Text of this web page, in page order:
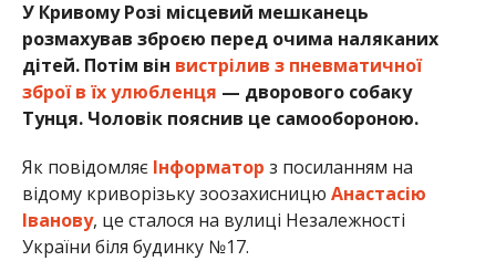
У Кривому Розі місцевий мешканець
розмахував зброєю перед очима наляканих
дітей. Потім він вистрілив з пневматичної
зброї в їх улюбленця — дворового собаку
Тунця. Чоловік пояснив це самообороною.
Як повідомляє Інформатор з посиланням на
відому криворізьку зоозахисницю Анастасію
Іванову, це сталося на вулиці Незалежності
України біля будинку №17.